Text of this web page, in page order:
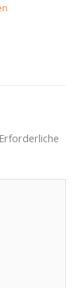
Erforderliche